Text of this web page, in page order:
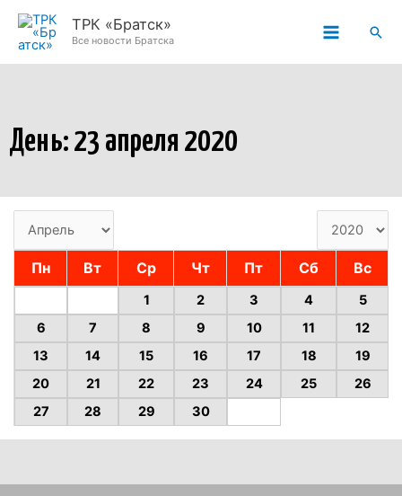
Перейти
ТРК «Братск»
Все новости Братска
День: 23 апреля 2020
Пн Вт Ср Чт Пт Сб Вс
1 2 3 4
5
6
7 8 9 10 11
12
13
14 15 16 17 18
19
20
21 22 23 24 25
26
27
28 29 30